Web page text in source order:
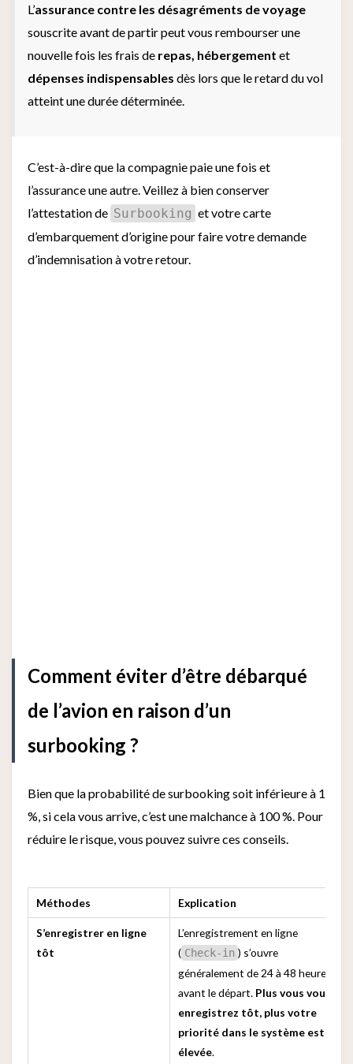
L’assurance contre les désagréments de voyage
souscrite avant de partir peut vous rembourser une
nouvelle fois les frais de repas, hébergement et
dépenses indispensables dès lors que le retard du vol
atteint une durée déterminée.
C’est-à-dire que la compagnie paie une fois et
l’assurance une autre. Veillez à bien conserver
l’attestation de Surbooking et votre carte
d’embarquement d’origine pour faire votre demande
d’indemnisation à votre retour.
Comment éviter d’être débarqué
de l’avion en raison d’un
surbooking ?
Bien que la probabilité de surbooking soit inférieure à 1
%, si cela vous arrive, c’est une malchance à 100 %. Pour
réduire le risque, vous pouvez suivre ces conseils.
Méthodes Explication
S’enregistrer en ligne
tôt
L’enregistrement en ligne
( Check-in ) s’ouvre
généralement de 24 à 48 heures
avant le départ. Plus vous vous
enregistrez tôt, plus votre
priorité dans le système est
élevée.